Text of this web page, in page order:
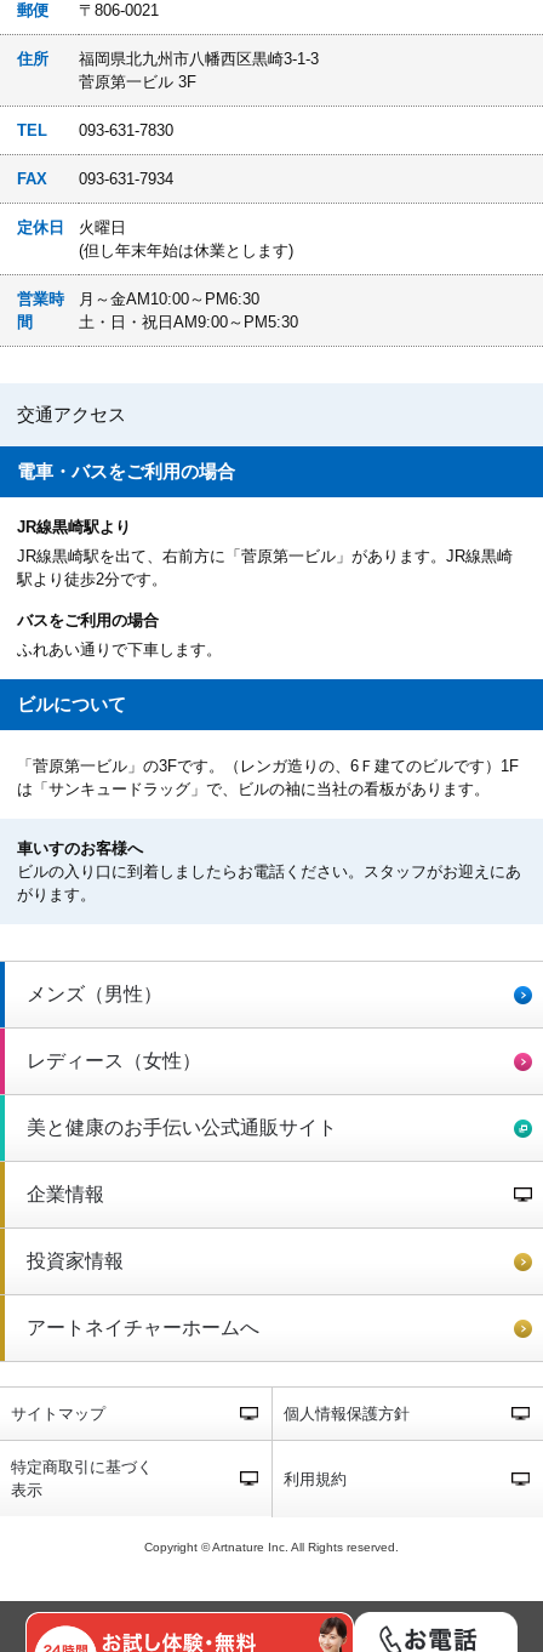
郵便 〒806-0021
住所
福岡県北九州市八幡西区黒崎3-1-3
菅原第一ビル 3F
TEL 093-631-7830
FAX 093-631-7934
定休日
火曜日
(但し年末年始は休業とします)
営業時
間
月～金AM10:00～PM6:30
土・日・祝日AM9:00～PM5:30
交通アクセス
電車・バスをご利用の場合
JR線黒崎駅より
JR線黒崎駅を出て、右前方に「菅原第一ビル」があります。JR線黒崎
駅より徒歩2分です。
バスをご利用の場合
ふれあい通りで下車します。
ビルについて
「菅原第一ビル」の3Fです。（レンガ造りの、6Ｆ建てのビルです）1F
は「サンキュードラッグ」で、ビルの袖に当社の看板があります。
車いすのお客様へ
ビルの入り口に到着しましたらお電話ください。スタッフがお迎えにあ
がります。
メンズ（男性）
レディース（女性）
美と健康のお手伝い公式通販サイト
企業情報
投資家情報
アートネイチャーホームへ
サイトマップ 個人情報保護方針
特定商取引に基づく
表示
利用規約
Copyright © Artnature Inc. All Rights reserved.